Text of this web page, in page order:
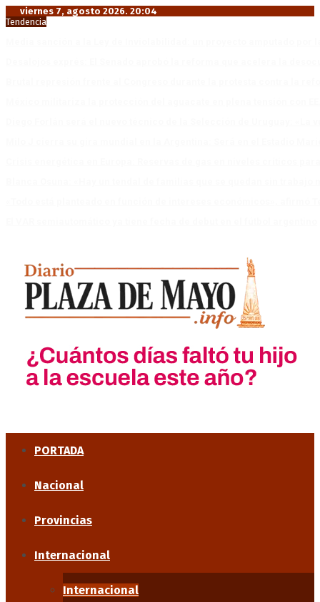
viernes 7, agosto 2026. 20:04
Tendencia
PORTADA
Nacional
Provincias
Internacional
Internacional